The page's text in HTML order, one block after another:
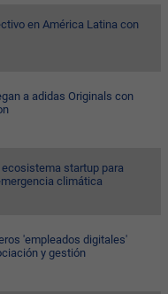
en América Latina con
a adidas Originals con
startup para
climática
'empleados digitales'
y gestión